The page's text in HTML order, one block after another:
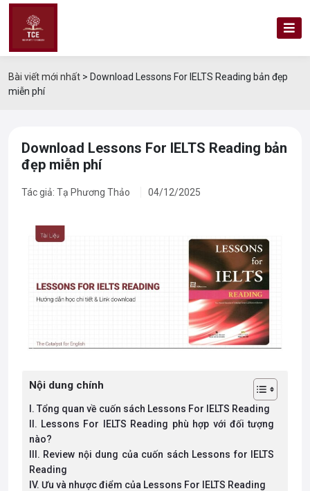
Bài viết mới nhất > Download Lessons For IELTS Reading bản đẹp
miễn phí
Download Lessons For IELTS Reading bản
đẹp miễn phí
Tác giả: Tạ Phương Thảo 04/12/2025
Nội dung chính
I. Tổng quan về cuốn sách Lessons For IELTS Reading
II. Lessons For IELTS Reading phù hợp với đối tượng
nào?
III. Review nội dung của cuốn sách Lessons for IELTS
Reading
IV. Ưu và nhược điểm của Lessons For IELTS Reading